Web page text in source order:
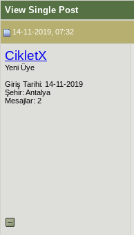
View Single Post
14-11-2019, 07:32
CikletX
Yeni Üye
Giriş Tarihi: 14-11-2019
Şehir: Antalya
Mesajlar: 2